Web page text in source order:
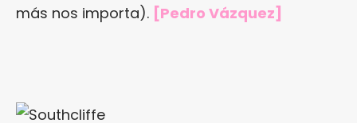
más nos importa). [Pedro Vázquez]